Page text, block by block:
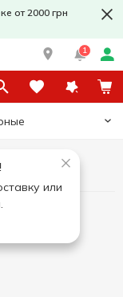
от 2000 грн
1
или